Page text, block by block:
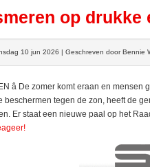
op drukke
10 jun 2026 | Geschreven door Bennie
â De zomer komt eraan en
beschermen tegen de zon, heeft de
Er staat een nieuwe paal op het